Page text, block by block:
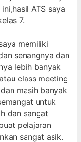
ATS saya
7.
memiliki
senangnya dan
lebih banyak
class meeting
masih banyak
untuk
dan sangat
pelajaran
sangat asik.